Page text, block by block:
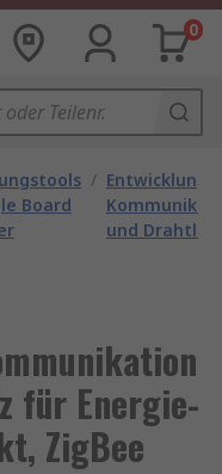
0
Board
/
und Drahtlos
für Energie-
ZigBee